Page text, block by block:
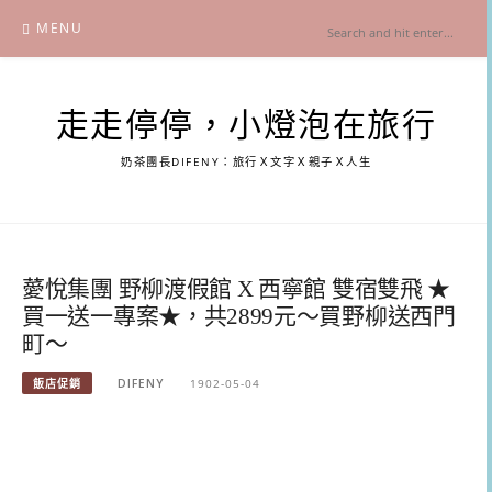
content
MENU
走走停停，小燈泡在旅行
奶茶團長DIFENY：旅行Ｘ文字Ｘ親子Ｘ人生
薆悅集團 野柳渡假館 X 西寧館 雙宿雙飛 ★
買一送一專案★，共2899元～買野柳送西門
町～
飯店促銷 DIFENY 1902-05-04